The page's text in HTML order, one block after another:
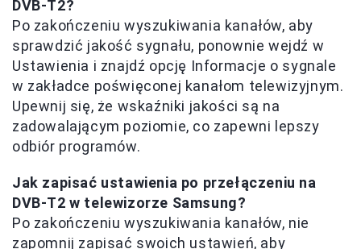
DVB-T2?
Po zakończeniu wyszukiwania kanałów, aby
sprawdzić jakość sygnału, ponownie wejdź w
Ustawienia i znajdź opcję Informacje o sygnale
w zakładce poświęconej kanałom telewizyjnym.
Upewnij się, że wskaźniki jakości są na
zadowalającym poziomie, co zapewni lepszy
odbiór programów.
Jak zapisać ustawienia po przełączeniu na
DVB-T2 w telewizorze Samsung?
Po zakończeniu wyszukiwania kanałów, nie
zapomnij zapisać swoich ustawień, aby